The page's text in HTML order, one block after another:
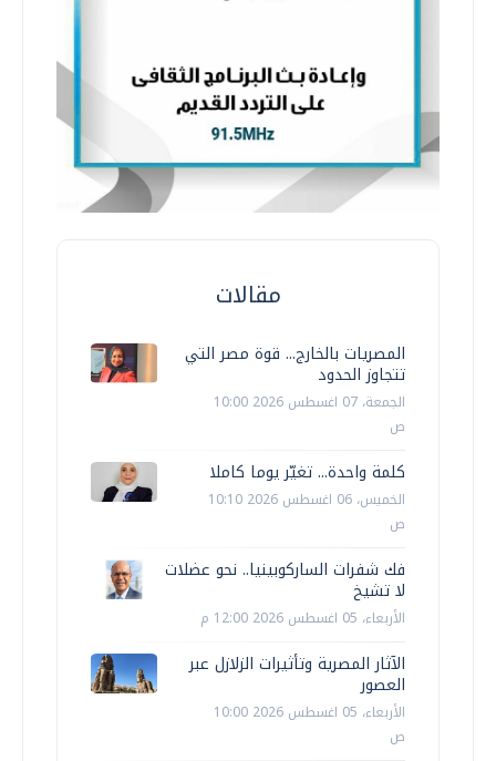
مقالات
المصريات بالخارج... قوة مصر التي
تتجاوز الحدود
الجمعة، 07 اغسطس 2026 10:00
ص
كلمة واحدة... تغيّر يوما كاملا
الخميس، 06 اغسطس 2026 10:10
ص
فك شفرات الساركوبينيا.. نحو عضلات
لا تشيخ
الأربعاء، 05 اغسطس 2026 12:00 م
الآثار المصرية وتأثيرات الزلازل عبر
العصور
الأربعاء، 05 اغسطس 2026 10:00
ص